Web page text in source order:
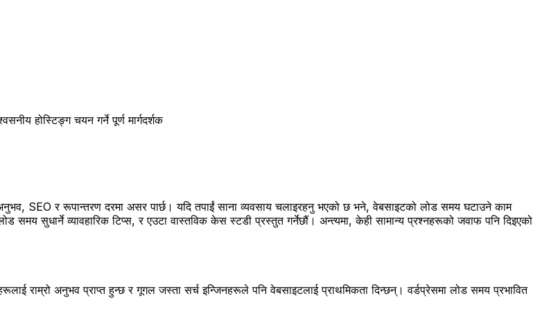
होस्टिङ्ग चयन गर्ने पूर्ण मार्गदर्शक
SEO र रूपान्तरण दरमा असर पार्छ। यदि तपाईं साना व्यवसाय चलाइरहनु भएको छ भने, वेबसाइटको लोड समय घटाउने काम
सुधार्ने व्यावहारिक टिप्स, र एउटा वास्तविक केस स्टडी प्रस्तुत गर्नेछौं। अन्त्यमा, केही सामान्य प्रश्नहरूको जवाफ पनि दिइएको
राम्रो अनुभव प्राप्त हुन्छ र गूगल जस्ता सर्च इन्जिनहरूले पनि वेबसाइटलाई प्राथमिकता दिन्छन्। वर्डप्रेसमा लोड समय प्रभावित